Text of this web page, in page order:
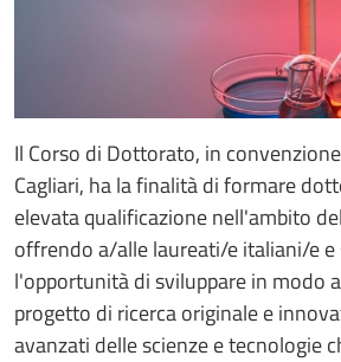
Il Corso di Dottorato, in
Cagliari, ha la finalità di formare
elevata qualificazione nell'ambito
offrendo a/alle laureati/e italiani/e
l'opportunità di sviluppare in modo
progetto di ricerca originale e
avanzati delle scienze e tecnologie